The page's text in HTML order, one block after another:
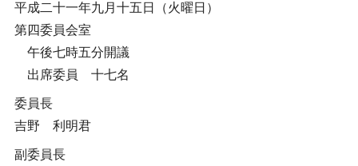
平成二十一年九月十五日（火曜日）
第四委員会室
午後七時五分開議
出席委員 十七名
委員長
吉野 利明君
副委員長